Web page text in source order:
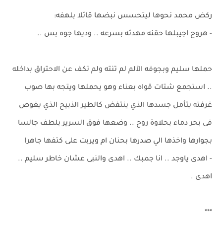
ركض محمد نحوها ليتحسس نبضها قائلا بلهفه:
- هروح اجيبلها حقنه مهدئه بسرعه .. وديها جوه بس ..
حملها سليم وبجوفه الآلم لم تنته ولم تكف عن الاحتراق بداخله
.. استجمع شتات قواه بعناء وهو يحملها ويتجه بها صوب
غرفته يتأمل جسدها الذي ينتفض كالطير الذبيح الذي يغوص
فى بحر دماء بحلاوة روح .. وضعها فوق السرير بلطف جالسا
بجوارها واخذها الي صدرها بحنان ام ويربت على كتفها جاهرا
- اهدى ياوجد .. انا جمبك .. اهدى والنبى عشان خاطر سليم ..
اهدى .
***